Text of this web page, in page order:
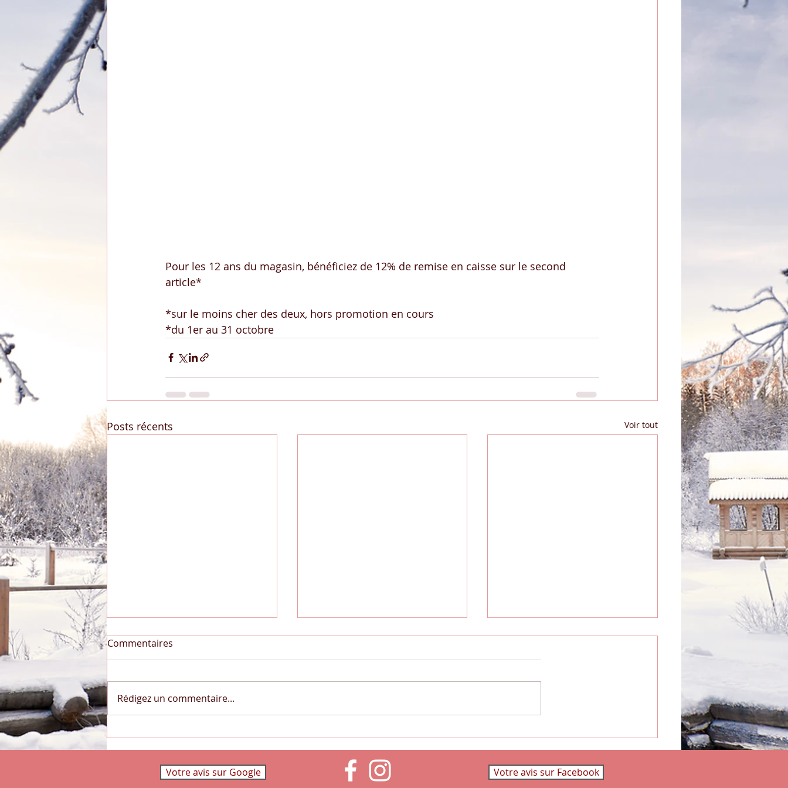
Pour les 12 ans du magasin, bénéficiez de 12% de remise en caisse sur le second
article*
*sur le moins cher des deux, hors promotion en cours
*du 1er au 31 octobre
Posts récents Voir tout
Un autre chouchou: un jeu
piles, sans écran et sans
électronique! Votre enfant
Venez découvrir les
pour les plus petits. N'hésitez à
suivez moi sur les réseaux...
Commentaires
Rédigez un commentaire...
Votre avis sur Google Votre avis sur Facebook